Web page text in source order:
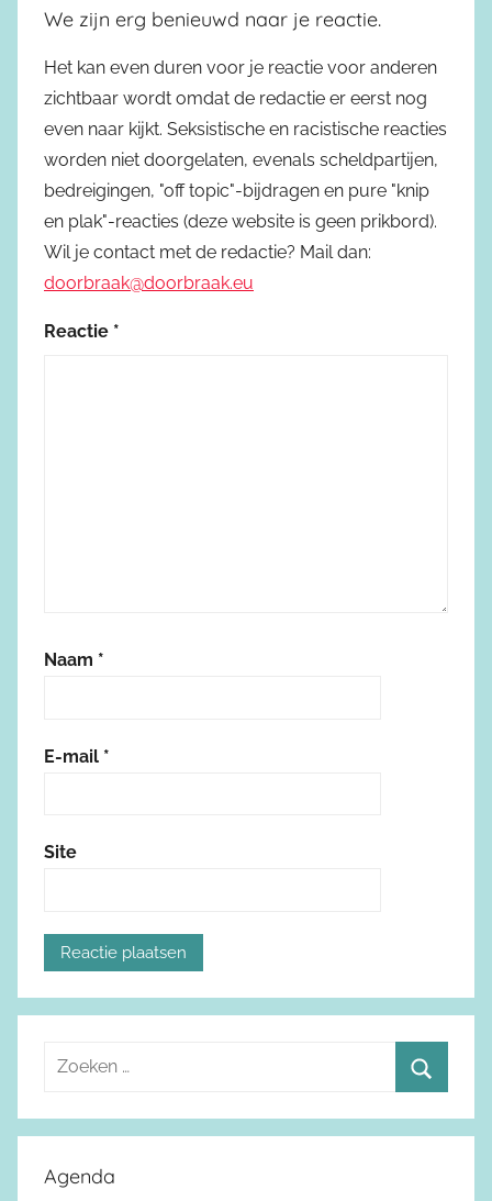
We zijn erg benieuwd naar je reactie.
Het kan even duren voor je reactie voor anderen
zichtbaar wordt omdat de redactie er eerst nog
even naar kijkt. Seksistische en racistische reacties
worden niet doorgelaten, evenals scheldpartijen,
bedreigingen, "off topic"-bijdragen en pure "knip
en plak"-reacties (deze website is geen prikbord).
Wil je contact met de redactie? Mail dan:
doorbraak@doorbraak.eu
Reactie *
Naam *
E-mail *
Site
e
e
o
Agenda